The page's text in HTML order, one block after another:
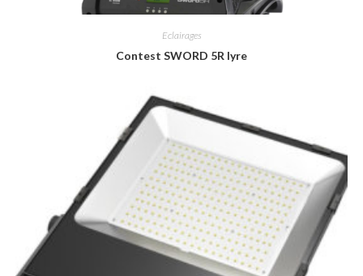
Eclairages
Contest SWORD 5R lyre